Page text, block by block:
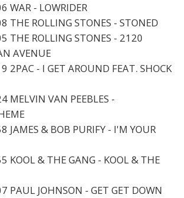
WAR - LOWRIDER
THE ROLLING STONES - STONED
THE ROLLING STONES - 2120
AVENUE
2PAC - I GET AROUND FEAT. SHOCK
MELVIN VAN PEEBLES -
JAMES & BOB PURIFY - I'M YOUR
KOOL & THE GANG - KOOL & THE
PAUL JOHNSON - GET GET DOWN